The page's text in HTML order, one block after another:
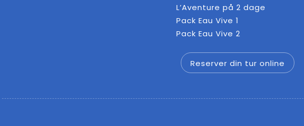
L’Aventure på 2 dage
Pack Eau Vive 1
Pack Eau Vive 2
Reserver din tur online